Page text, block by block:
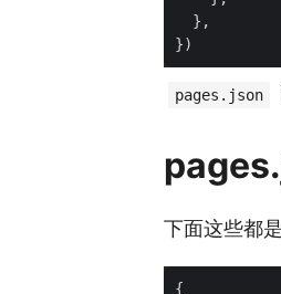
pages.json
下面这些都